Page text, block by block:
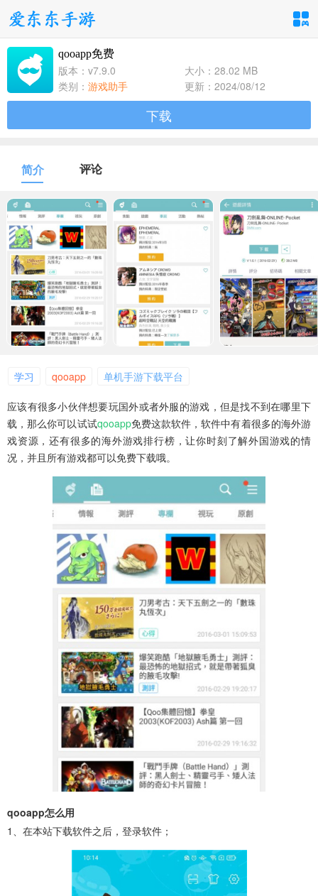
手游分类
卡牌回合
1百+款手游
1百+款手游
体育竞速
1百+款手游
冒险解谜
1百+款手游
模拟经营
1百+款手游
音乐舞蹈
1百+款手游
儿童教育
1百+款手游
qooapp免费
版本：v7.9.0
大小：28.02 MB
类别： 游戏助手 更新：2024/08/12
下载
简介 评论
学习 qooapp 单机手游下载平台
应该有很多小伙伴想要玩国外或者外服的游戏，但是找不到在哪里下
载，那么你可以试试qooapp免费这款软件，软件中有着很多的海外游
戏资源，还有很多的海外游戏排行榜，让你时刻了解外国游戏的情
况，并且所有游戏都可以免费下载哦。
qooapp怎么用
1、在本站下载软件之后，登录软件；